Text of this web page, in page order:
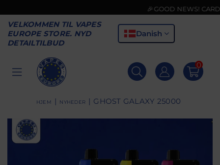
🎉GOOD NEWS! CARD
VELKOMMEN TIL VAPES
EUROPE STORE. NYD
DETAILTILBUD
Danish
VAPES
EUROPE
0
HJEM | NYHEDER | GHOST GALAXY 25000